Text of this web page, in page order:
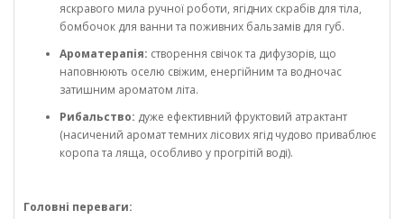
яскравого мила ручної роботи, ягідних скрабів для тіла,
бомбочок для ванни та поживних бальзамів для губ.
Ароматерапія: створення свічок та дифузорів, що
наповнюють оселю свіжим, енергійним та водночас
затишним ароматом літа.
Рибальство: дуже ефективний фруктовий атрактант
(насичений аромат темних лісових ягід чудово приваблює
коропа та ляща, особливо у прогрітій воді).
Головні переваги: